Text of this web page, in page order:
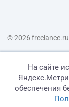
© 2026 freelance.ru
Дисклеймер о
На сайте
обеспечения